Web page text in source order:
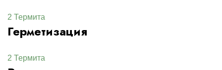
2 Термита
Герметизация
2 Термита